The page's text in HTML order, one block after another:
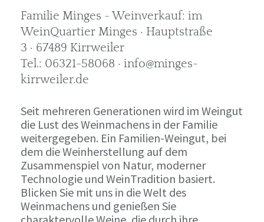
Familie Minges - Weinverkauf: im
WeinQuartier Minges · Hauptstraße
3 · 67489 Kirrweiler
Tel.: 06321-58068 · info@minges-
kirrweiler.de
Seit mehreren Generationen wird im Weingut
die Lust des Weinmachens in der Familie
weitergegeben. Ein Familien-Weingut, bei
dem die Weinherstellung auf dem
Zusammenspiel von Natur, moderner
Technologie und WeinTradition basiert.
Blicken Sie mit uns in die Welt des
Weinmachens und genießen Sie